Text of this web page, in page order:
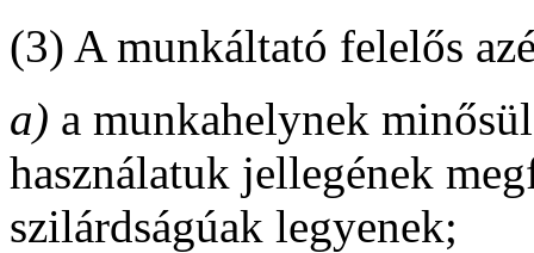
(3) A munkáltató felelős
a) a munkahelynek
használatuk jellegének
szilárdságúak legyenek;